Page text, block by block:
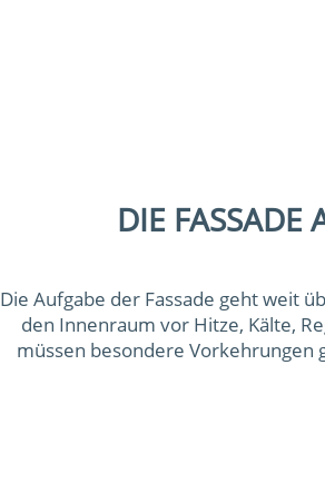
DIE FASSADE
Die Aufgabe der Fassade geht weit
den Innenraum vor Hitze, Kälte,
müssen besondere